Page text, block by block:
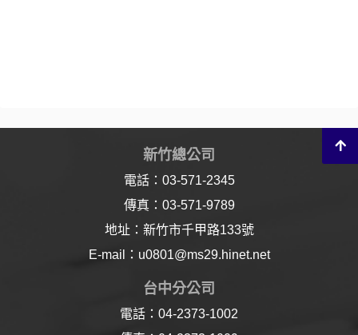
新竹總公司
電話：03-571-2345
傳真：03-571-9789
地址：新竹市千甲路133號
E-mail：u0801@ms29.hinet.net
台中分公司
電話：04-2373-1002